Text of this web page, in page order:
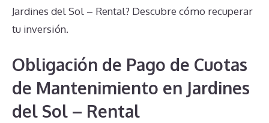
Jardines del Sol – Rental? Descubre cómo recuperar
tu inversión.
Obligación de Pago de Cuotas
de Mantenimiento en Jardines
del Sol – Rental